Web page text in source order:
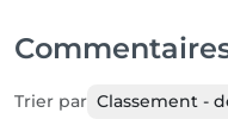
Trier par Classement -